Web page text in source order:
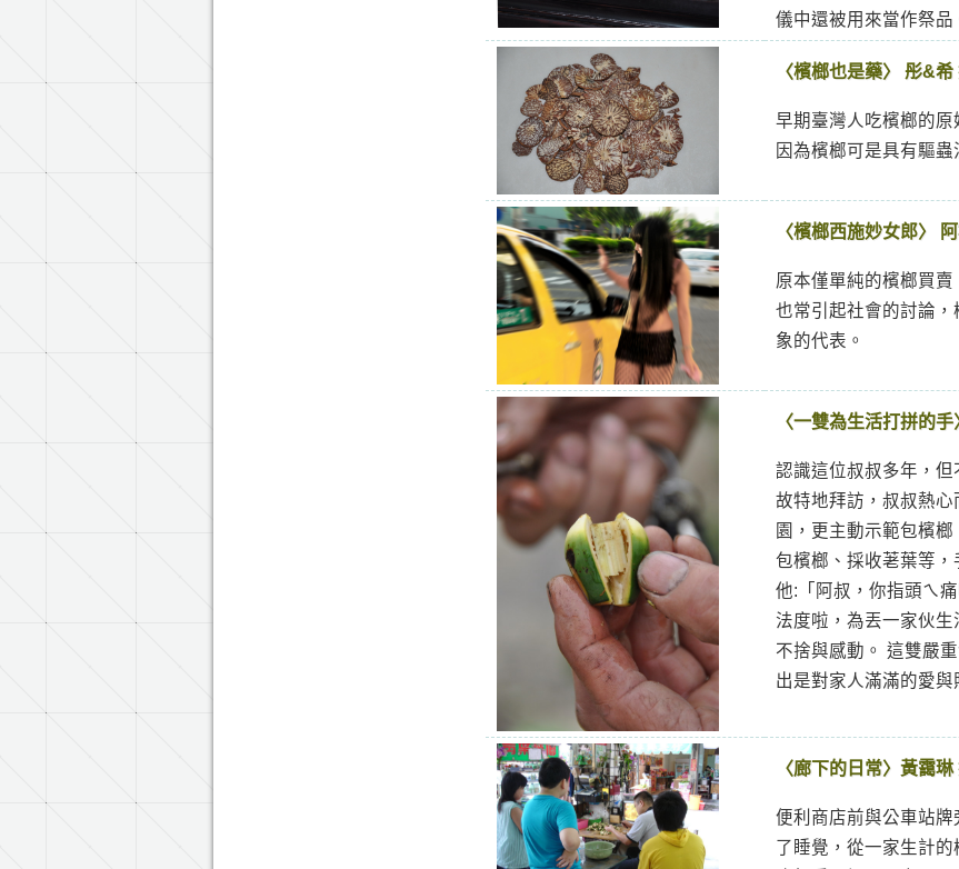
儀中還被用來當作祭品
〈檳榔也是藥〉 彤&希
早期臺灣人吃檳榔的原
因為檳榔可是具有驅
〈檳榔西施妙女郎〉
原本僅單純的檳榔買賣
也常引起社會的討論
象的代表。
〈一雙為生活打拼的
認識這位叔叔多年，
故特地拜訪，叔叔熱
園，更主動示範包檳
包檳榔、採收荖葉等
他:「阿叔，你指頭ㄟ
法度啦，為丟一家伙
不捨與感動。 這雙嚴
出是對家人滿滿的愛與
〈廊下的日常〉黃靄琳
便利商店前與公車站
了睡覺，從一家生計的